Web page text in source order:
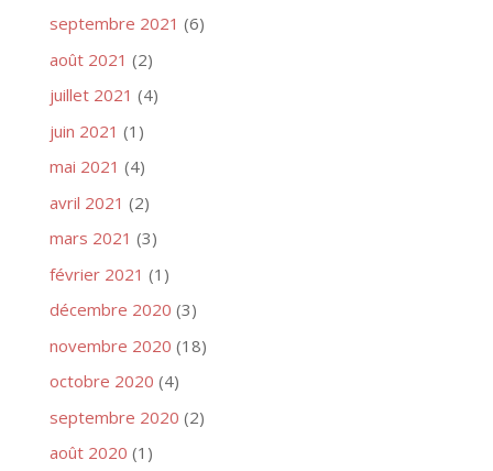
septembre 2021 (6)
août 2021 (2)
juillet 2021 (4)
juin 2021 (1)
mai 2021 (4)
avril 2021 (2)
mars 2021 (3)
février 2021 (1)
décembre 2020 (3)
novembre 2020 (18)
octobre 2020 (4)
septembre 2020 (2)
août 2020 (1)